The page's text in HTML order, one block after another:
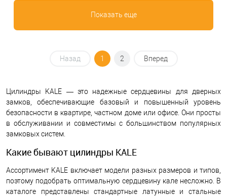
Показать еще
Назад 1 2 Вперед
Цилиндры KALE — это надежные сердцевины для дверных
замков, обеспечивающие базовый и повышенный уровень
безопасности в квартире, частном доме или офисе. Они просты
в обслуживании и совместимы с большинством популярных
замковых систем.
Какие бывают цилиндры KALE
Ассортимент KALE включает модели разных размеров и типов,
поэтому подобрать оптимальную сердцевину кале несложно. В
каталоге представлены стандартные латунные и стальные